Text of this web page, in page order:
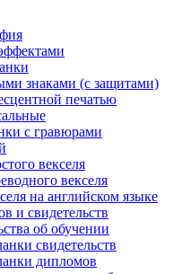
знаками (с защитами)
печатью
с гравюрами
векселя
векселя
на английском языке
и свидетельств
об обучении
свидетельств
дипломов